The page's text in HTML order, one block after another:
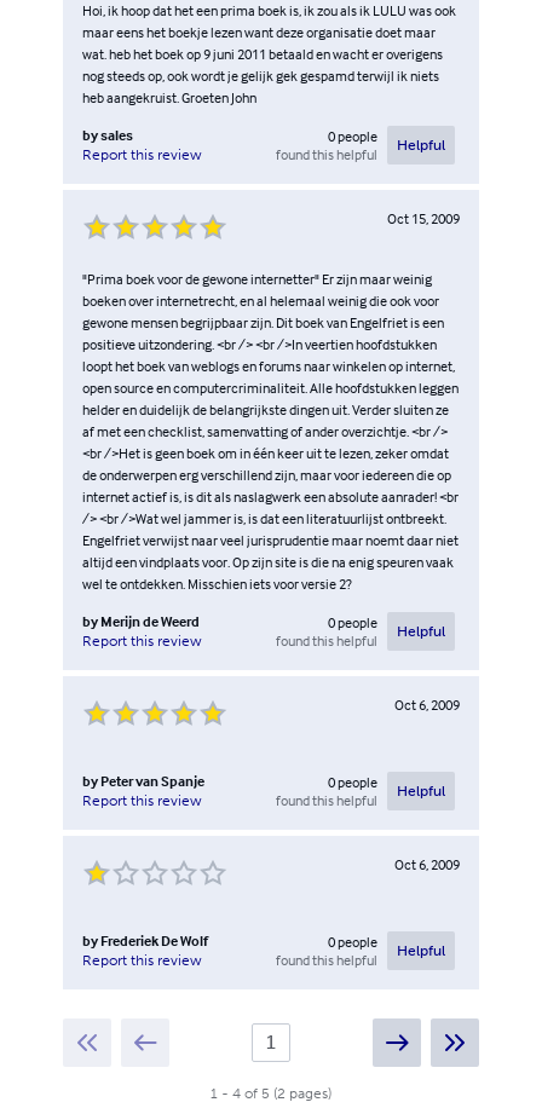
Hoi, ik hoop dat het een prima boek is, ik zou als ik LULU was ook
maar eens het boekje lezen want deze organisatie doet maar
wat. heb het boek op 9 juni 2011 betaald en wacht er overigens
nog steeds op, ook wordt je gelijk gek gespamd terwijl ik niets
heb aangekruist. Groeten John
bysales
Report this review
0people
found this helpful
Helpful
Oct 15, 2009
"Prima boek voor de gewone internetter" Er zijn maar weinig
boeken over internetrecht, en al helemaal weinig die ook voor
gewone mensen begrijpbaar zijn. Dit boek van Engelfriet is een
positieve uitzondering. <br /> <br />In veertien hoofdstukken
loopt het boek van weblogs en forums naar winkelen op internet,
open source en computercriminaliteit. Alle hoofdstukken leggen
helder en duidelijk de belangrijkste dingen uit. Verder sluiten ze
af met een checklist, samenvatting of ander overzichtje. <br />
<br />Het is geen boek om in één keer uit te lezen, zeker omdat
de onderwerpen erg verschillend zijn, maar voor iedereen die op
internet actief is, is dit als naslagwerk een absolute aanrader! <br
/> <br />Wat wel jammer is, is dat een literatuurlijst ontbreekt.
Engelfriet verwijst naar veel jurisprudentie maar noemt daar niet
altijd een vindplaats voor. Op zijn site is die na enig speuren vaak
wel te ontdekken. Misschien iets voor versie 2?
by Merijn de Weerd
Report this review
0people
found this helpful
Helpful
Oct 6, 2009
by Peter van Spanje
Report this review
0people
found this helpful
Helpful
Oct 6, 2009
by Frederiek De Wolf
Report this review
0people
found this helpful
Helpful
1 - 4 of 5 (2 pages)